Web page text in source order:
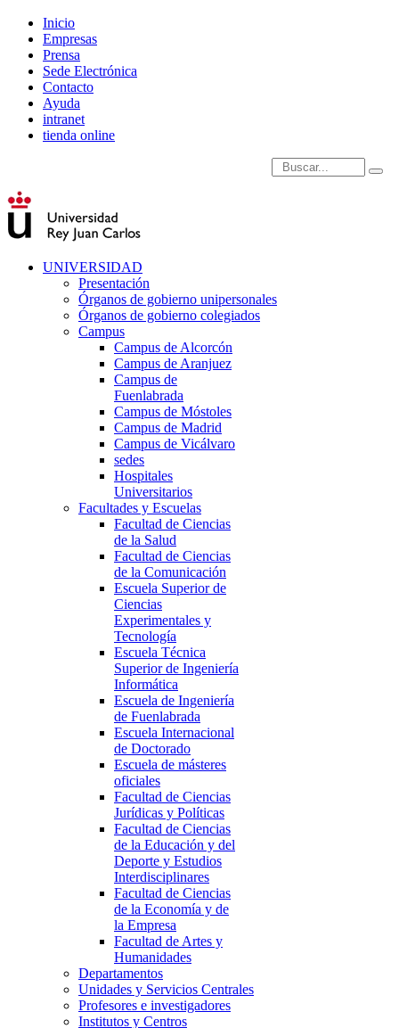
Inicio
Empresas
Prensa
Sede Electrónica
Contacto
Ayuda
intranet
tienda online
Introduce términos de
UNIVERSIDAD
Presentación
Órganos de gobierno unipersonales
Órganos de gobierno colegiados
Campus
Campus de Alcorcón
Campus de Aranjuez
Campus de
Fuenlabrada
Campus de Móstoles
Campus de Madrid
Campus de Vicálvaro
sedes
Hospitales
Universitarios
Facultades y Escuelas
Facultad de Ciencias
de la Salud
Facultad de Ciencias
de la Comunicación
Escuela Superior de
Ciencias
Experimentales y
Tecnología
Escuela Técnica
Superior de Ingeniería
Informática
Escuela de Ingeniería
de Fuenlabrada
Escuela Internacional
de Doctorado
Escuela de másteres
oficiales
Facultad de Ciencias
Jurídicas y Políticas
Facultad de Ciencias
de la Educación y del
Deporte y Estudios
Interdisciplinares
Facultad de Ciencias
de la Economía y de
la Empresa
Facultad de Artes y
Humanidades
Departamentos
Unidades y Servicios Centrales
Profesores e investigadores
Institutos y Centros